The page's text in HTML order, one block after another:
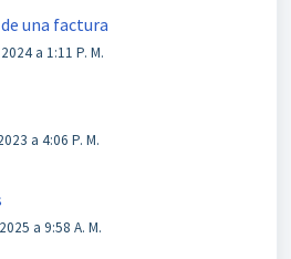
una factura
a 1:11 P. M.
a 4:06 P. M.
a 9:58 A. M.